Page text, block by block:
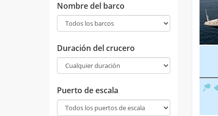
Nombre del barco
Duración del crucero
Puerto de escala